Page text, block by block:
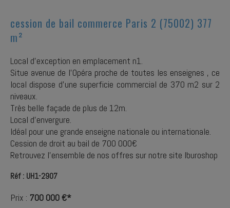
cession de bail commerce Paris 2 (75002) 377
m²
Local d'exception en emplacement n1.
Situe avenue de l'Opéra proche de toutes les enseignes , ce
local dispose d'une superficie commercial de 370 m2 sur 2
niveaux.
Très belle façade de plus de 12m.
Local d'envergure.
Idéal pour une grande enseigne nationale ou internationale.
Cession de droit au bail de 700 000€
Retrouvez l'ensemble de nos offres sur notre site Iburoshop
Réf : UH1-2907
Prix : 700 000 €*